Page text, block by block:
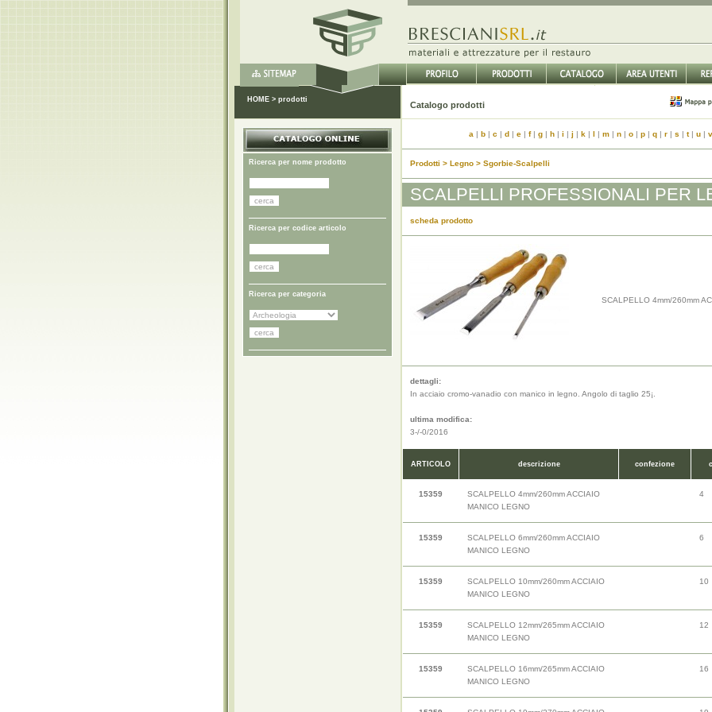
HOME > prodotti
Catalogo prodotti
Ricerca per nome prodotto
Ricerca per codice articolo
Ricerca per categoria
a | b | c | d | e | f| g | h | i | j | k | l | m | n | o | p | q | r | s | t| u | v
Prodotti > Legno > Sgorbie-Scalpelli
SCALPELLI PROFESSIONALI PER
scheda prodotto
SCALPELLO 4mm/260mm
dettagli:
In acciaio cromo-vanadio con manico in legno. Angolo di taglio 25¡.
ultima modifica:
3-/-0/2016
ARTICOLO descrizione confezione
15359
SCALPELLO 4mm/260mm ACCIAIO
MANICO LEGNO
4
15359
SCALPELLO 6mm/260mm ACCIAIO
MANICO LEGNO
6
15359
SCALPELLO 10mm/260mm ACCIAIO
MANICO LEGNO
10
15359
SCALPELLO 12mm/265mm ACCIAIO
MANICO LEGNO
12
15359
SCALPELLO 16mm/265mm ACCIAIO
MANICO LEGNO
16